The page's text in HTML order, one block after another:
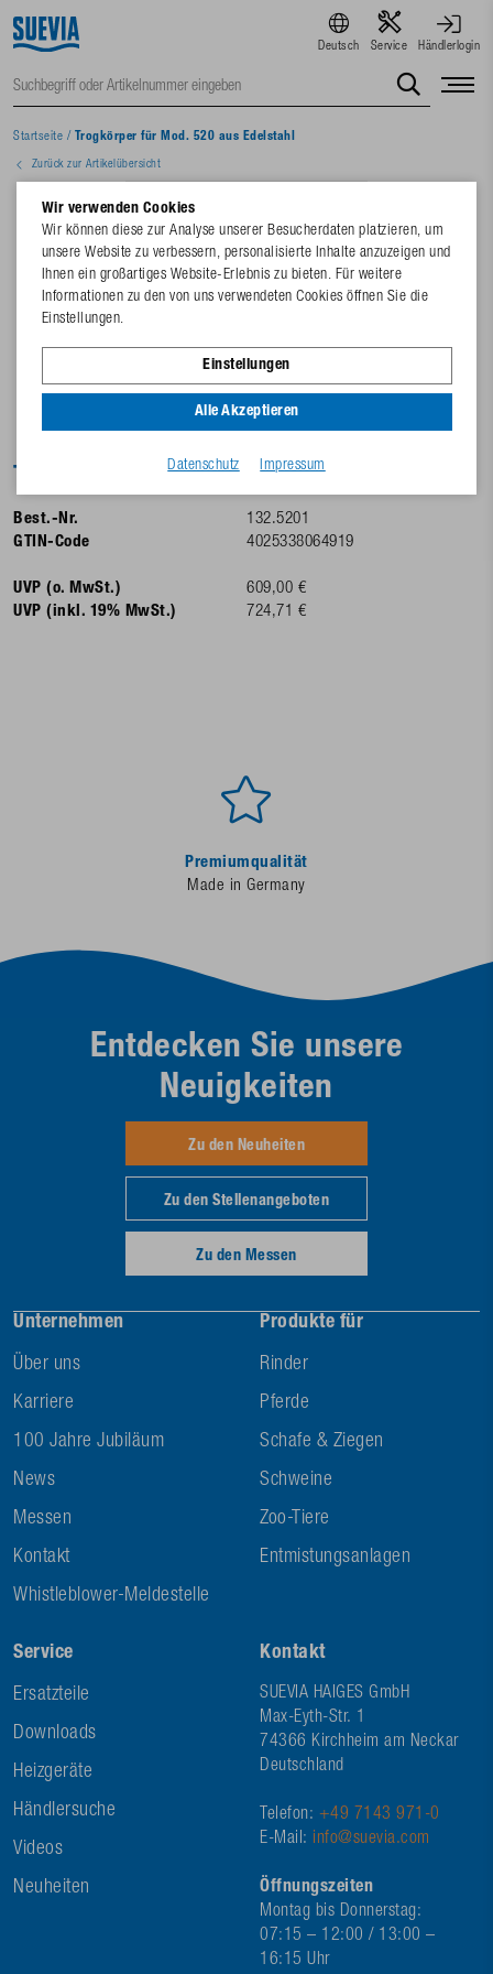
Deutsch Service Händlerlogin
Startseite / Trogkörper für Mod. 520 aus Edelstahl
Zurück zur Artikelübersicht
Trogkörper für Mod. 520 aus Edelstahl
Best.-Nr.
132.5201
GTIN-Code
4025338064919
UVP (o. MwSt.)
609,00 €
UVP (inkl. 19% MwSt.)
724,71 €
Premiumqualität
Made in Germany
Unternehmen
Über uns
Karriere
100 Jahre Jubiläum
News
Messen
Kontakt
Whistleblower-Meldestelle
Produkte für
Rinder
Pferde
Schafe & Ziegen
Schweine
Zoo-Tiere
Entmistungsanlagen
Service
Ersatzteile
Downloads
Heizgeräte
Händlersuche
Videos
Neuheiten
Kontakt
SUEVIA HAIGES GmbH
Max-Eyth-Str. 1
74366 Kirchheim am Neckar
Deutschland
Telefon: +49 7143 971-0
E-Mail: info@suevia.com
Öffnungszeiten
Montag bis Donnerstag:
07:15 – 12:00 / 13:00 –
16:15 Uhr
Entdecken Sie unsere
Neuigkeiten
Zu den Neuheiten
Zu den Stellenangeboten
Zu den Messen
Wir verwenden Cookies
Wir können diese zur Analyse unserer Besucherdaten platzieren, um
unsere Website zu verbessern, personalisierte Inhalte anzuzeigen und
Ihnen ein großartiges Website-Erlebnis zu bieten. Für weitere
Informationen zu den von uns verwendeten Cookies öffnen Sie die
Einstellungen.
Einstellungen
Alle Akzeptieren
Datenschutz Impressum